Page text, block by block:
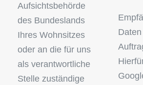
Aufsichtsbehörde
des Bundeslands
Ihres Wohnsitzes
oder an die für uns
als verantwortliche
Stelle zuständige